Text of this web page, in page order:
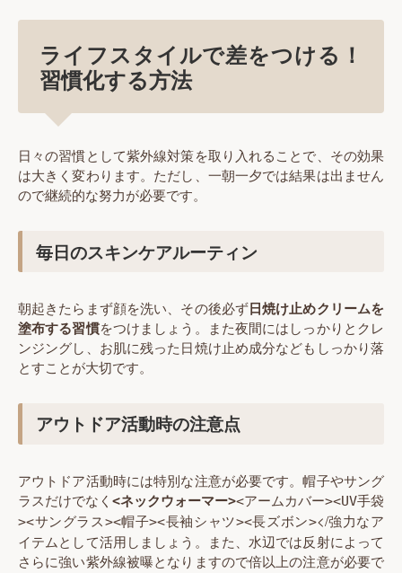
ライフスタイルで差をつける！
習慣化する方法
日々の習慣として紫外線対策を取り入れることで、その効果
は大きく変わります。ただし、一朝一夕では結果は出ません
ので継続的な努力が必要です。
毎日のスキンケアルーティン
朝起きたらまず顔を洗い、その後必ず日焼け止めクリームを
塗布する習慣をつけましょう。また夜間にはしっかりとクレ
ンジングし、お肌に残った日焼け止め成分などもしっかり落
とすことが大切です。
アウトドア活動時の注意点
アウトドア活動時には特別な注意が必要です。帽子やサング
ラスだけでなく <ネックウォーマー><アームカバー><UV手袋
><サングラス><帽子><長袖シャツ><長ズボン></強力なア
イテムとして活用しましょう。また、水辺では反射によって
さらに強い紫外線被曝となりますので倍以上の注意が必要で